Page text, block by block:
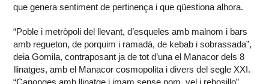
que genera sentiment de pertinença i que qüestiona alhora.
“Poble i metròpoli del llevant, d’esqueles amb malnom i bars
amb regueton, de porquim i ramadà, de kebab i sobrassada”,
deia Gomila, contraposant ja de tot d’una el Manacor dels 8
llinatges, amb el Manacor cosmopolita i divers del segle XXI.
“Canonges amb llinatge i imam sense nom, vel i rebosillo”…